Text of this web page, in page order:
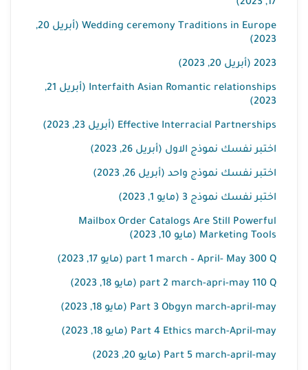
17, 2023)
Wedding ceremony Traditions in Europe (أبريل 20,
2023)
2023 (أبريل 20, 2023)
Interfaith Asian Romantic relationships (أبريل 21,
2023)
Effective Interracial Partnerships (أبريل 23, 2023)
اختبر نفسك نموذج الاول (أبريل 26, 2023)
اختبر نفسك نموذج واحد (أبريل 26, 2023)
اختبر نفسك نموذج 3 (مايو 1, 2023)
Mailbox Order Catalogs Are Still Powerful
Marketing Tools (مايو 10, 2023)
part 1 march – April- May 300 Q (مايو 17, 2023)
part 2 march-apri-may 110 Q (مايو 18, 2023)
Part 3 Obgyn march-april-may (مايو 18, 2023)
Part 4 Ethics march-April-may (مايو 18, 2023)
Part 5 march-april-may (مايو 20, 2023)